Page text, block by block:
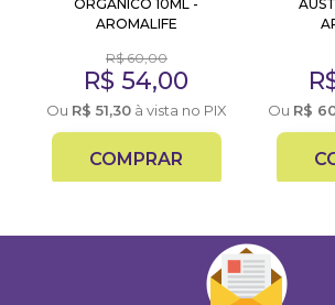
ORGÂNICO 10ML -
AROMALIFE
R$60,00
R$ 54,00
Ou R$ 51,30à vista no PIX
COMPRAR
Ou R$